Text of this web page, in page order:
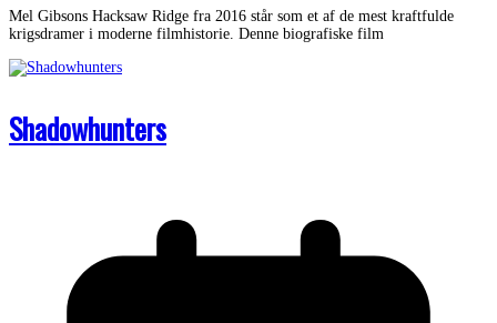
Mel Gibsons Hacksaw Ridge fra 2016 står som et af de mest kraftfulde
krigsdramer i moderne filmhistorie. Denne biografiske film
Shadowhunters